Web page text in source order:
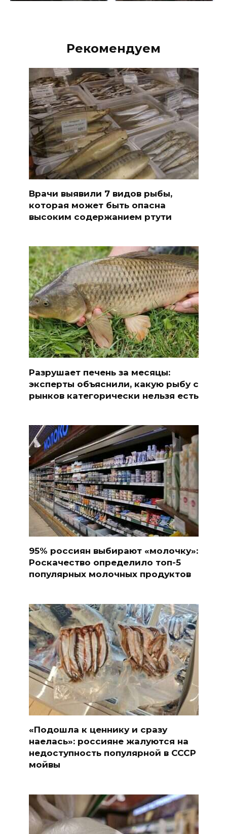
Рекомендуем
Врачи выявили 7 видов рыбы,
которая может быть опасна
высоким содержанием ртути
Разрушает печень за месяцы:
эксперты объяснили, какую рыбу с
рынков категорически нельзя есть
95% россиян выбирают «молочку»:
Роскачество определило топ-5
популярных молочных продуктов
«Подошла к ценнику и сразу
наелась»: россияне жалуются на
недоступность популярной в СССР
мойвы